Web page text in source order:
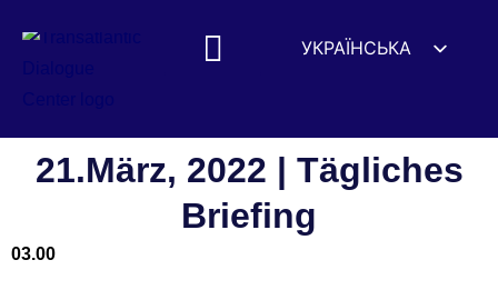
УКРАЇНСЬКА
DEUTSCH
FRANÇAIS
简体中文
21.März, 2022 | Tägliches
Briefing
03.00